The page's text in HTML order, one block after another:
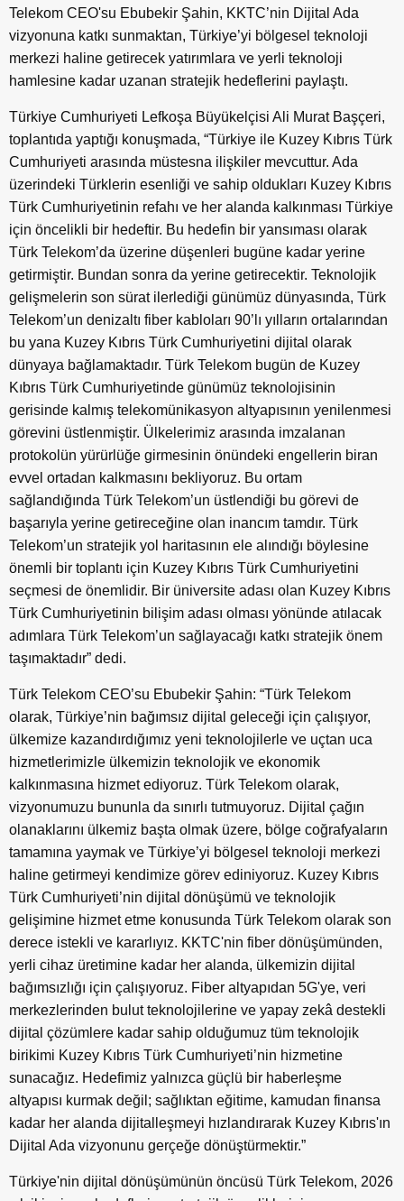
Telekom CEO'su Ebubekir Şahin, KKTC’nin Dijital Ada
vizyonuna katkı sunmaktan, Türkiye’yi bölgesel teknoloji
merkezi haline getirecek yatırımlara ve yerli teknoloji
hamlesine kadar uzanan stratejik hedeflerini paylaştı.
Türkiye Cumhuriyeti Lefkoşa Büyükelçisi Ali Murat Başçeri,
toplantıda yaptığı konuşmada, “Türkiye ile Kuzey Kıbrıs Türk
Cumhuriyeti arasında müstesna ilişkiler mevcuttur. Ada
üzerindeki Türklerin esenliği ve sahip oldukları Kuzey Kıbrıs
Türk Cumhuriyetinin refahı ve her alanda kalkınması Türkiye
için öncelikli bir hedeftir. Bu hedefin bir yansıması olarak
Türk Telekom’da üzerine düşenleri bugüne kadar yerine
getirmiştir. Bundan sonra da yerine getirecektir. Teknolojik
gelişmelerin son sürat ilerlediği günümüz dünyasında, Türk
Telekom’un denizaltı fiber kabloları 90’lı yılların ortalarından
bu yana Kuzey Kıbrıs Türk Cumhuriyetini dijital olarak
dünyaya bağlamaktadır. Türk Telekom bugün de Kuzey
Kıbrıs Türk Cumhuriyetinde günümüz teknolojisinin
gerisinde kalmış telekomünikasyon altyapısının yenilenmesi
görevini üstlenmiştir. Ülkelerimiz arasında imzalanan
protokolün yürürlüğe girmesinin önündeki engellerin biran
evvel ortadan kalkmasını bekliyoruz. Bu ortam
sağlandığında Türk Telekom’un üstlendiği bu görevi de
başarıyla yerine getireceğine olan inancım tamdır. Türk
Telekom’un stratejik yol haritasının ele alındığı böylesine
önemli bir toplantı için Kuzey Kıbrıs Türk Cumhuriyetini
seçmesi de önemlidir. Bir üniversite adası olan Kuzey Kıbrıs
Türk Cumhuriyetinin bilişim adası olması yönünde atılacak
adımlara Türk Telekom’un sağlayacağı katkı stratejik önem
taşımaktadır” dedi.
Türk Telekom CEO’su Ebubekir Şahin: “Türk Telekom
olarak, Türkiye’nin bağımsız dijital geleceği için çalışıyor,
ülkemize kazandırdığımız yeni teknolojilerle ve uçtan uca
hizmetlerimizle ülkemizin teknolojik ve ekonomik
kalkınmasına hizmet ediyoruz. Türk Telekom olarak,
vizyonumuzu bununla da sınırlı tutmuyoruz. Dijital çağın
olanaklarını ülkemiz başta olmak üzere, bölge coğrafyaların
tamamına yaymak ve Türkiye’yi bölgesel teknoloji merkezi
haline getirmeyi kendimize görev ediniyoruz. Kuzey Kıbrıs
Türk Cumhuriyeti’nin dijital dönüşümü ve teknolojik
gelişimine hizmet etme konusunda Türk Telekom olarak son
derece istekli ve kararlıyız. KKTC'nin fiber dönüşümünden,
yerli cihaz üretimine kadar her alanda, ülkemizin dijital
bağımsızlığı için çalışıyoruz. Fiber altyapıdan 5G'ye, veri
merkezlerinden bulut teknolojilerine ve yapay zekâ destekli
dijital çözümlere kadar sahip olduğumuz tüm teknolojik
birikimi Kuzey Kıbrıs Türk Cumhuriyeti’nin hizmetine
sunacağız. Hedefimiz yalnızca güçlü bir haberleşme
altyapısı kurmak değil; sağlıktan eğitime, kamudan finansa
kadar her alanda dijitalleşmeyi hızlandırarak Kuzey Kıbrıs'ın
Dijital Ada vizyonunu gerçeğe dönüştürmektir.”
Türkiye'nin dijital dönüşümünün öncüsü Türk Telekom, 2026